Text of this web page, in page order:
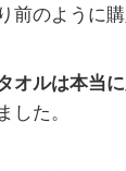
のように購
オルは本当
した。